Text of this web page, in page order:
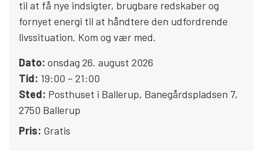
til at få nye indsigter, brugbare redskaber og
fornyet energi til at håndtere den udfordrende
livssituation. Kom og vær med.
Dato: onsdag 26. august 2026
Tid: 19:00 – 21:00
Sted: Posthuset i Ballerup, Banegårdspladsen 7,
2750 Ballerup
Pris: Gratis